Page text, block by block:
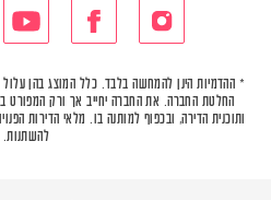
* ההדמיות הינן להמחשה בלבד. כלל המוצג בהן
החלטת החברה. את החברה יחייב אך ורק המפורט
ותוכנית הדירה, ובכפוף למותנה בו. מלאי הדירות
להשתנות.